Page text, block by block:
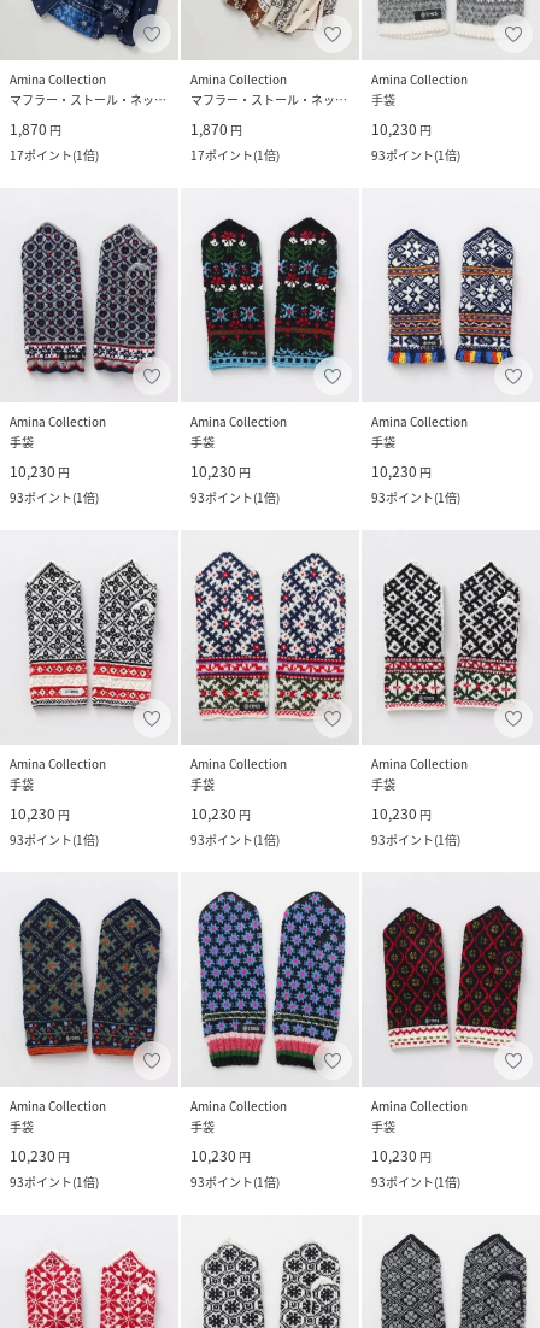
Amina Collection
マフラー・ストール・ネックウォーマー
1,870 円
17ポイント(1倍)
Amina Collection
マフラー・ストール・ネックウォーマー
1,870 円
17ポイント(1倍)
Amina Collection
手袋
10,230 円
93ポイント(1倍)
Amina Collection
手袋
10,230 円
93ポイント(1倍)
Amina Collection
手袋
10,230 円
93ポイント(1倍)
Amina Collection
手袋
10,230 円
93ポイント(1倍)
Amina Collection
手袋
10,230 円
93ポイント(1倍)
Amina Collection
手袋
10,230 円
93ポイント(1倍)
Amina Collection
手袋
10,230 円
93ポイント(1倍)
Amina Collection
手袋
10,230 円
93ポイント(1倍)
Amina Collection
手袋
10,230 円
93ポイント(1倍)
Amina Collection
手袋
10,230 円
93ポイント(1倍)